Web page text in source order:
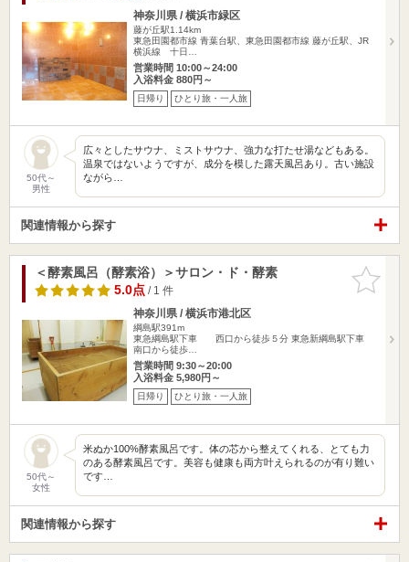
神奈川県 / 横浜市緑区
藤が丘駅1.14km
東急田園都市線 青葉台駅、東急田園都市線 藤が丘駅、JR
横浜線 十日…
営業時間 10:00～24:00
入浴料金 880円～
日帰り ひとり旅・一人旅
50代～
男性
広々としたサウナ、ミストサウナ、強力な打たせ湯などもある。
温泉ではないようですが、成分を模した露天風呂あり。古い施設
ながら…
関連情報から探す
お気に入
りに追加
＜酵素風呂（酵素浴）＞サロン・ド・酵素
5.0点/ 1 件
神奈川県 / 横浜市港北区
綱島駅391m
東急綱島駅下車 西口から徒歩５分 東急新綱島駅下車
南口から徒歩…
営業時間 9:30～20:00
入浴料金 5,980円～
日帰り ひとり旅・一人旅
50代～
女性
米ぬか100%酵素風呂です。体の芯から整えてくれる、とても力
のある酵素風呂です。美容も健康も両方叶えられるのが有り難い
です…
関連情報から探す